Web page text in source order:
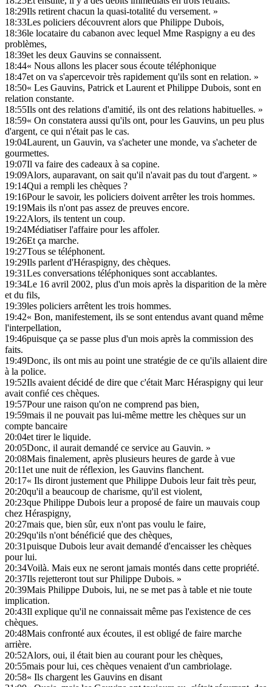
18:29Ils retirent chacun la quasi-totalité du versement. »
18:33Les policiers découvrent alors que Philippe Dubois,
18:36le locataire du cabanon avec lequel Mme Raspigny a eu des
problèmes,
18:39et les deux Gauvins se connaissent.
18:44« Nous allons les placer sous écoute téléphonique
18:47et on va s'apercevoir très rapidement qu'ils sont en relation. »
18:50« Les Gauvins, Patrick et Laurent et Philippe Dubois, sont en
relation constante.
18:55Ils ont des relations d'amitié, ils ont des relations habituelles. »
18:59« On constatera aussi qu'ils ont, pour les Gauvins, un peu plus
d'argent, ce qui n'était pas le cas.
19:04Laurent, un Gauvin, va s'acheter une monde, va s'acheter de
gourmettes.
19:07Il va faire des cadeaux à sa copine.
19:09Alors, auparavant, on sait qu'il n'avait pas du tout d'argent. »
19:14Qui a rempli les chèques ?
19:16Pour le savoir, les policiers doivent arrêter les trois hommes.
19:19Mais ils n'ont pas assez de preuves encore.
19:22Alors, ils tentent un coup.
19:24Médiatiser l'affaire pour les affoler.
19:26Et ça marche.
19:27Tous se téléphonent.
19:29Ils parlent d'Héraspigny, des chèques.
19:31Les conversations téléphoniques sont accablantes.
19:34Le 16 avril 2002, plus d'un mois après la disparition de la mère
et du fils,
19:39les policiers arrêtent les trois hommes.
19:42« Bon, manifestement, ils se sont entendus avant quand même
l'interpellation,
19:46puisque ça se passe plus d'un mois après la commission des
faits.
19:49Donc, ils ont mis au point une stratégie de ce qu'ils allaient dire
à la police.
19:52Ils avaient décidé de dire que c'était Marc Héraspigny qui leur
avait confié ces chèques.
19:57Pour une raison qu'on ne comprend pas bien,
19:59mais il ne pouvait pas lui-même mettre les chèques sur un
compte bancaire
20:04et tirer le liquide.
20:05Donc, il aurait demandé ce service au Gauvin. »
20:08Mais finalement, après plusieurs heures de garde à vue
20:11et une nuit de réflexion, les Gauvins flanchent.
20:17« Ils diront justement que Philippe Dubois leur fait très peur,
20:20qu'il a beaucoup de charisme, qu'il est violent,
20:23que Philippe Dubois leur a proposé de faire un mauvais coup
chez Héraspigny,
20:27mais que, bien sûr, eux n'ont pas voulu le faire,
20:29qu'ils n'ont bénéficié que des chèques,
20:31puisque Dubois leur avait demandé d'encaisser les chèques
pour lui.
20:34Voilà. Mais eux ne seront jamais montés dans cette propriété.
20:37Ils rejetteront tout sur Philippe Dubois. »
20:39Mais Philippe Dubois, lui, ne se met pas à table et nie toute
implication.
20:43Il explique qu'il ne connaissait même pas l'existence de ces
chèques.
20:48Mais confronté aux écoutes, il est obligé de faire marche
arrière.
20:52Alors, oui, il était bien au courant pour les chèques,
20:55mais pour lui, ces chèques venaient d'un cambriolage.
20:58« Ils chargent les Gauvins en disant